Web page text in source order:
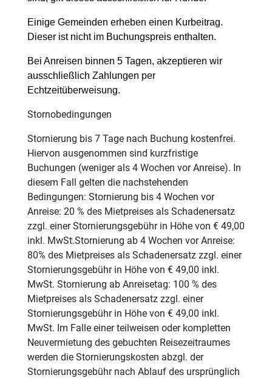
Einige Gemeinden erheben einen Kurbeitrag.
Dieser ist nicht im Buchungspreis enthalten.
Bei Anreisen binnen 5 Tagen, akzeptieren wir
ausschließlich Zahlungen per
Echtzeitüberweisung.
Stornobedingungen
Stornierung bis 7 Tage nach Buchung kostenfrei.
Hiervon ausgenommen sind kurzfristige
Buchungen (weniger als 4 Wochen vor Anreise). In
diesem Fall gelten die nachstehenden
Bedingungen: Stornierung bis 4 Wochen vor
Anreise: 20 % des Mietpreises als Schadenersatz
zzgl. einer Stornierungsgebühr in Höhe von € 49,00
inkl. MwSt.Stornierung ab 4 Wochen vor Anreise:
80% des Mietpreises als Schadenersatz zzgl. einer
Stornierungsgebühr in Höhe von € 49,00 inkl.
MwSt. Stornierung ab Anreisetag: 100 % des
Mietpreises als Schadenersatz zzgl. einer
Stornierungsgebühr in Höhe von € 49,00 inkl.
MwSt. Im Falle einer teilweisen oder kompletten
Neuvermietung des gebuchten Reisezeitraumes
werden die Stornierungskosten abzgl. der
Stornierungsgebühr nach Ablauf des ursprünglich